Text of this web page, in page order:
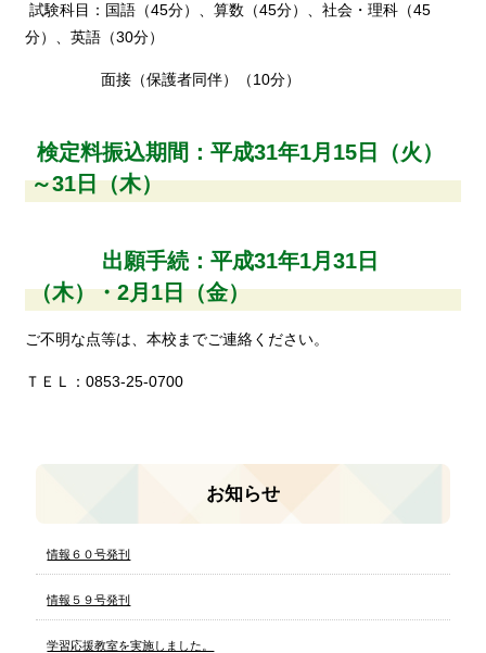
試験科目：国語（45分）、算数（45分）、社会・理科（45
分）、英語（30分）
面接（保護者同伴）（10分）
検定料振込期間：平成31年1月15日（火）
～31日（木）
出願手続：平成31年1月31日
（木）・2月1日（金）
ご不明な点等は、本校までご連絡ください。
ＴＥＬ：0853-25-0700
お知らせ
情報６０号発刊
情報５９号発刊
学習応援教室を実施しました。